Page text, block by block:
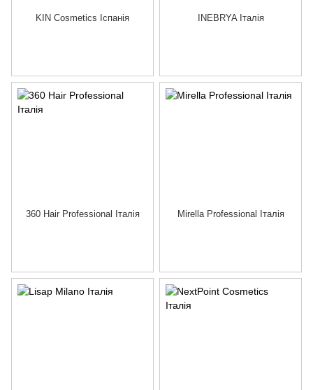
KIN Cosmetics Іспанія INEBRYA Італія
360 Hair Professional Італія Mirella Professional Італія